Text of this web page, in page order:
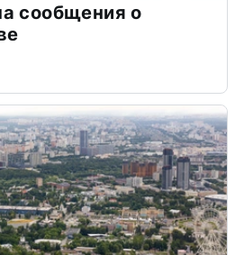
сообщения о